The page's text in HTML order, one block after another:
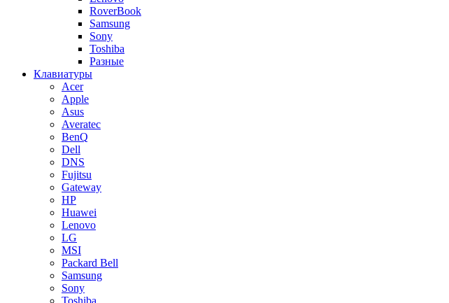
RoverBook
Samsung
Sony
Toshiba
Разные
Клавиатуры
Acer
Apple
Asus
Averatec
BenQ
Dell
DNS
Fujitsu
Gateway
HP
Huawei
Lenovo
LG
MSI
Packard Bell
Samsung
Sony
Toshiba